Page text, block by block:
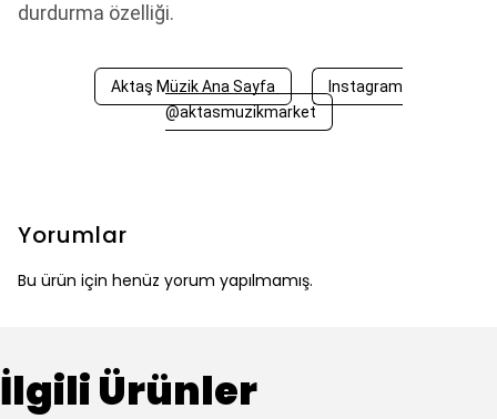
durdurma özelliği.
Aktaş Müzik Ana Sayfa
Instagram
@aktasmuzikmarket
Yorumlar
Bu ürün için henüz yorum yapılmamış.
İlgili Ürünler